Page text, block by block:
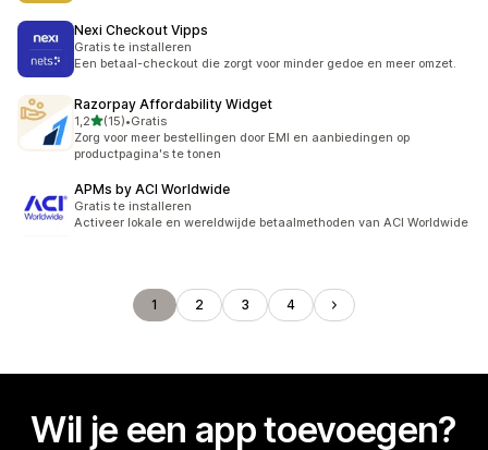
Nexi Checkout Vipps
Gratis te installeren
Een betaal-checkout die zorgt voor minder gedoe en meer omzet.
Razorpay Affordability Widget
1,2van 5 sterren
(15)
15 recensies in totaal
•Gratis
Zorg voor meer bestellingen door EMI en aanbiedingen op
productpagina's te tonen
APMs by ACI Worldwide
Gratis te installeren
Activeer lokale en wereldwijde betaalmethoden van ACI Worldwide
1 2 3 4
Wil je een app toevoegen?